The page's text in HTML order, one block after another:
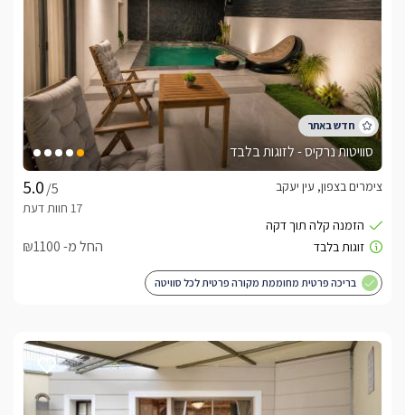
סוויטות נרקיס - לזוגות בלבד
/5
צימרים בצפון, עין יעקב
החל מ- ₪1100
בריכה פרטית מחוממת מקורה פרטית לכל סוויטה